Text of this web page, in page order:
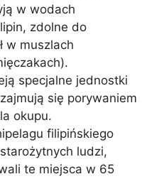
w wodach
zdolne do
w muszlach
specjalne jednostki
się porywaniem
okupu.
filipińskiego
ludzi,
te miejsca w 65